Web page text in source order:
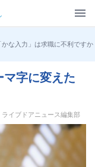
かな入力」は求職に不利です
字に変えた
ライブドアニュース編集部